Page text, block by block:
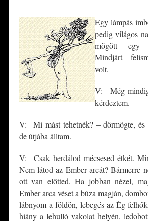
Egy lámpás
pedig világos
mögött egy
Mindjárt
volt.
V: Még
kérdeztem.
V: Mi mást tehetnék? – dörmögte, és
de útjába álltam.
V: Csak herdálod mécsesed étkét.
Nem látod az Ember arcát? Bármerre
ott van előtted. Ha jobban nézel,
Ember arca véset a búza magján,
lábnyom a földön, lebegés az Ég
hiány a lehulló vakolat helyén,